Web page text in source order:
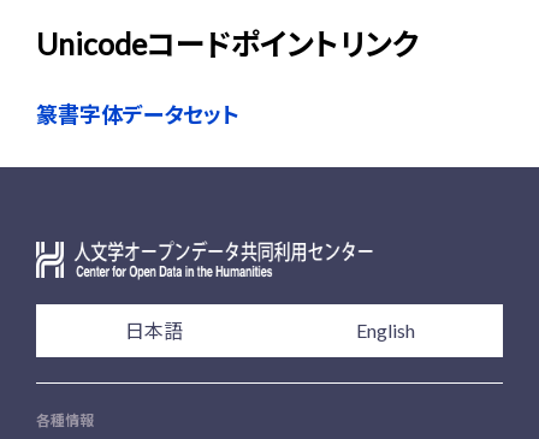
Unicodeコードポイントリンク
篆書字体データセット
日本語 English
各種情報